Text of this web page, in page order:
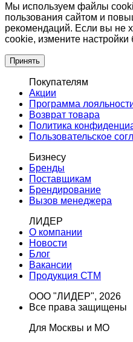
Мы используем файлы
пользования сайтом и
рекомендаций. Если вы не
cookie, измените настройки
Принять
Покупателям
Акции
Программа
Возврат товара
Политика
Пользовательское
Бизнесу
Бренды
Поставщикам
Брендирование
Вызов менеджера
ЛИДЕР
О компании
Новости
Блог
Вакансии
Продукция СТМ
ООО "ЛИДЕР", 2026
Все права защищены
Для Москвы и МО